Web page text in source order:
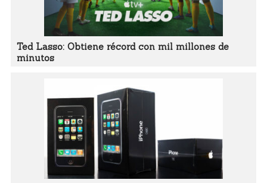
Ted Lasso: Obtiene récord con mil millones de
minutos